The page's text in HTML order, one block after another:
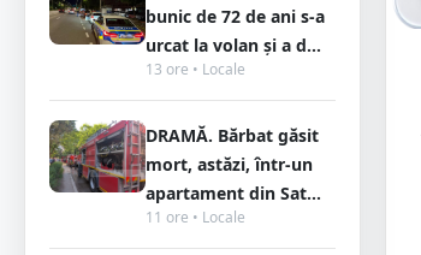
bunic de 72 de ani s-a
urcat la volan și a d...
13 ore • Locale
DRAMĂ. Bărbat găsit
mort, astăzi, într-un
apartament din Sat...
11 ore • Locale